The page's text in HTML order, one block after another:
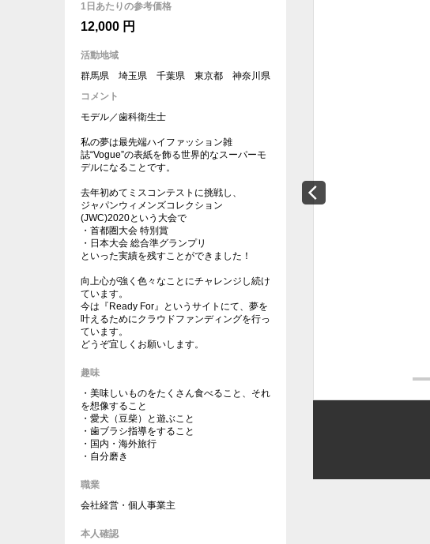
1日あたりの参考価格
12,000 円
活動地域
群馬県 埼玉県 千葉県 東京都 神奈川県
コメント
モデル／歯科衛生士
私の夢は最先端ハイファッション雑
誌“Vogue”の表紙を飾る世界的なスーパーモ
デルになることです。
去年初めてミスコンテストに挑戦し、
ジャパンウィメンズコレクション
(JWC)2020という大会で
・首都圏大会 特別賞
・日本大会 総合準グランプリ
といった実績を残すことができました！
向上心が強く色々なことにチャレンジし続け
ています。
今は『Ready For』というサイトにて、夢を
叶えるためにクラウドファンディングを行っ
ています。
どうぞ宜しくお願いします。
趣味
・美味しいものをたくさん食べること、それ
を想像すること
・愛犬（豆柴）と遊ぶこと
・歯ブラシ指導をすること
・国内・海外旅行
・自分磨き
職業
会社経営・個人事業主
本人確認